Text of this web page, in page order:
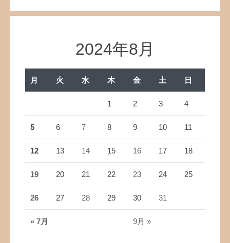
2024年8月
月 火 水 木 金 土 日
« 7月 9月 »
1 2 3 4
5 6 7 8 9 10 11
12 13 14 15 16 17 18
19 20 21 22 23 24 25
26 27 28 29 30 31